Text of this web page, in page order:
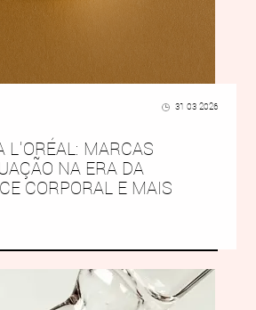
31 03 2026
L’ORÉAL: MARCAS
NA ERA DA
CORPORAL E MAIS